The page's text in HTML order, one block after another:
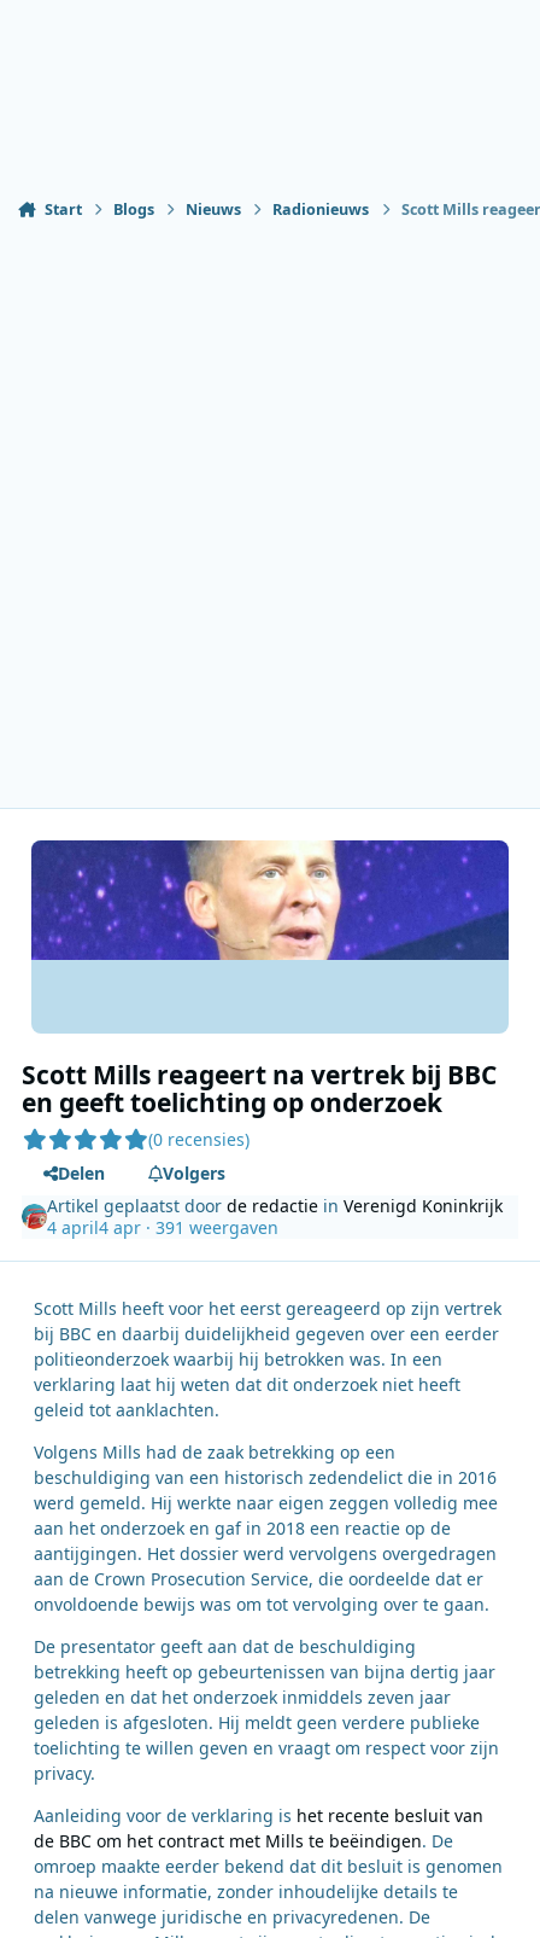
Start Blogs Nieuws Radionieuws Scott Mills
Scott Mills reageert na vertrek bij BBC
en geeft toelichting op onderzoek
(0 recensies)
Delen
Volgers
Artikel geplaatst doorde redactie inVerenigd Koninkrijk
4 april4 apr · 391 weergaven
Scott Mills heeft voor het eerst gereageerd op zijn vertrek
bij BBC en daarbij duidelijkheid gegeven over een eerder
politieonderzoek waarbij hij betrokken was. In een
verklaring laat hij weten dat dit onderzoek niet heeft
geleid tot aanklachten.
Volgens Mills had de zaak betrekking op een
beschuldiging van een historisch zedendelict die in 2016
werd gemeld. Hij werkte naar eigen zeggen volledig mee
aan het onderzoek en gaf in 2018 een reactie op de
aantijgingen. Het dossier werd vervolgens overgedragen
aan de Crown Prosecution Service, die oordeelde dat er
onvoldoende bewijs was om tot vervolging over te gaan.
De presentator geeft aan dat de beschuldiging
betrekking heeft op gebeurtenissen van bijna dertig jaar
geleden en dat het onderzoek inmiddels zeven jaar
geleden is afgesloten. Hij meldt geen verdere publieke
toelichting te willen geven en vraagt om respect voor zijn
privacy.
Aanleiding voor de verklaring is het recente besluit van
de BBC om het contract met Mills te beëindigen. De
omroep maakte eerder bekend dat dit besluit is genomen
na nieuwe informatie, zonder inhoudelijke details te
delen vanwege juridische en privacyredenen. De